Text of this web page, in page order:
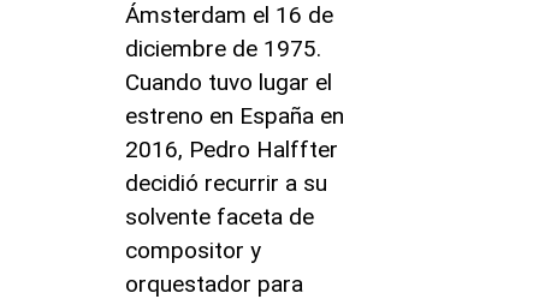
Ámsterdam el 16 de
diciembre de 1975.
Cuando tuvo lugar el
estreno en España en
2016, Pedro Halffter
decidió recurrir a su
solvente faceta de
compositor y
orquestador para